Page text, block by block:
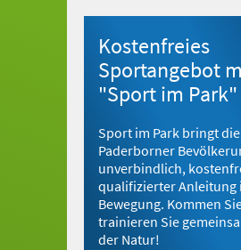
Kostenfreies
Sportangebot
"Sport im Park"
Sport im Park bringt die
Paderborner
unverbindlich,
qualifizierter Anleitung
Bewegung. Kommen
trainieren Sie
der Natur!